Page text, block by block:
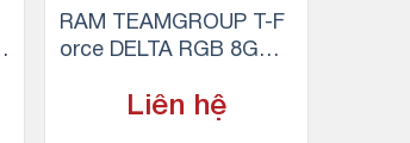
RAM TEAMGROUP T-F
orce DELTA RGB 8GB
Liên hệ